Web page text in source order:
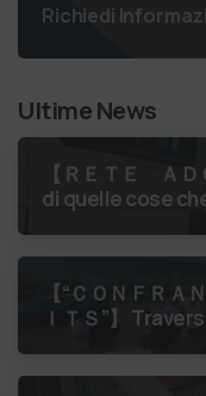
Richiedi
Ultime News
【 ＲＥＴＥ ＡＤＯＡ】 Ieri è
di quelle cose
【 “ＣＯＮＦＲ
ＩＴＳ”】 Traversata dello Stretto di